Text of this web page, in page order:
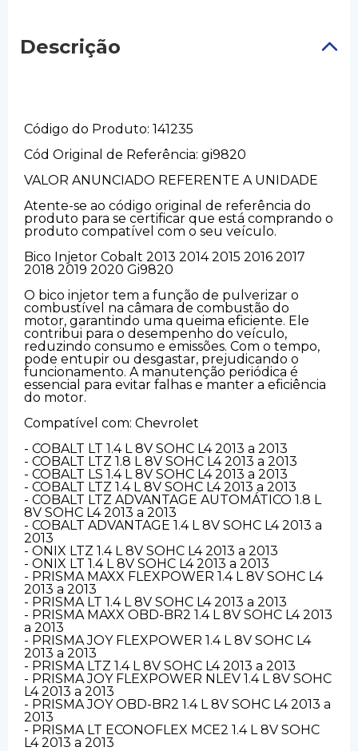
Descrição
Código do Produto: 141235
Cód Original de Referência: gi9820
VALOR ANUNCIADO REFERENTE A UNIDADE
Atente-se ao código original de referência do
produto para se certificar que está comprando o
produto compatível com o seu veículo.
Bico Injetor Cobalt 2013 2014 2015 2016 2017
2018 2019 2020 Gi9820
O bico injetor tem a função de pulverizar o
combustível na câmara de combustão do
motor, garantindo uma queima eficiente. Ele
contribui para o desempenho do veículo,
reduzindo consumo e emissões. Com o tempo,
pode entupir ou desgastar, prejudicando o
funcionamento. A manutenção periódica é
essencial para evitar falhas e manter a eficiência
do motor.
Compatível com: Chevrolet
- COBALT LT 1.4 L 8V SOHC L4 2013 a 2013
- COBALT LTZ 1.8 L 8V SOHC L4 2013 a 2013
- COBALT LS 1.4 L 8V SOHC L4 2013 a 2013
- COBALT LTZ 1.4 L 8V SOHC L4 2013 a 2013
- COBALT LTZ ADVANTAGE AUTOMÁTICO 1.8 L
8V SOHC L4 2013 a 2013
- COBALT ADVANTAGE 1.4 L 8V SOHC L4 2013 a
2013
- ONIX LTZ 1.4 L 8V SOHC L4 2013 a 2013
- ONIX LT 1.4 L 8V SOHC L4 2013 a 2013
- PRISMA MAXX FLEXPOWER 1.4 L 8V SOHC L4
2013 a 2013
- PRISMA LT 1.4 L 8V SOHC L4 2013 a 2013
- PRISMA MAXX OBD-BR2 1.4 L 8V SOHC L4 2013
a 2013
- PRISMA JOY FLEXPOWER 1.4 L 8V SOHC L4
2013 a 2013
- PRISMA LTZ 1.4 L 8V SOHC L4 2013 a 2013
- PRISMA JOY FLEXPOWER NLEV 1.4 L 8V SOHC
L4 2013 a 2013
- PRISMA JOY OBD-BR2 1.4 L 8V SOHC L4 2013 a
2013
- PRISMA LT ECONOFLEX MCE2 1.4 L 8V SOHC
L4 2013 a 2013